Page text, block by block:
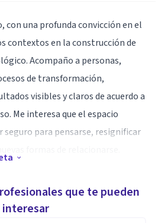
con una profunda convicción en el
contextos en la construcción de
Acompaño a personas,
de transformación,
visibles y claros de acuerdo a
Me interesa que el espacio
seguro para pensarse, resignificar
adultos, parejas y familias desde
que te pueden
interesar